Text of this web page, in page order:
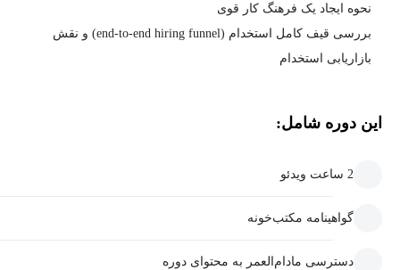
نحوه ایجاد یک فرهنگ کار قوی
بررسی قیف کامل استخدام (end-to-end hiring funnel) و نقش
بازاریابی استخدام
این دوره شامل:
2 ساعت ویدئو
گواهینامه مکتب‌خونه
دسترسی مادام‌العمر به محتوای دوره